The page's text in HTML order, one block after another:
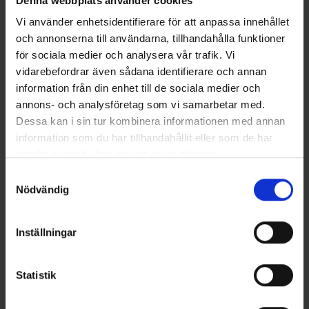
Vi använder enhetsidentifierare för att anpassa innehållet
och annonserna till användarna, tillhandahålla funktioner
för sociala medier och analysera vår trafik. Vi
vidarebefordrar även sådana identifierare och annan
information från din enhet till de sociala medier och
annons- och analysföretag som vi samarbetar med.
Dessa kan i sin tur kombinera informationen med annan
information som du har tillhandahållit eller som de har
Nödvändig
Inställningar
Statistik
Andra gillade även
Søvik DividalsBlinken 70mm -
Ollonskott till WM-mekanismen